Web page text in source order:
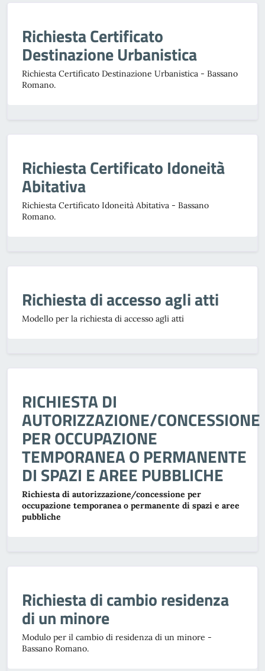
Richiesta Certificato
Destinazione Urbanistica
Richiesta Certificato Destinazione Urbanistica - Bassano
Romano.
Richiesta Certificato Idoneità
Abitativa
Richiesta Certificato Idoneità Abitativa - Bassano
Romano.
Richiesta di accesso agli atti
Modello per la richiesta di accesso agli atti
RICHIESTA DI
AUTORIZZAZIONE/CONCESSIONE
PER OCCUPAZIONE
TEMPORANEA O PERMANENTE
DI SPAZI E AREE PUBBLICHE
Richiesta di autorizzazione/concessione per
occupazione temporanea o permanente di spazi e aree
pubbliche
Richiesta di cambio residenza
di un minore
Modulo per il cambio di residenza di un minore -
Bassano Romano.